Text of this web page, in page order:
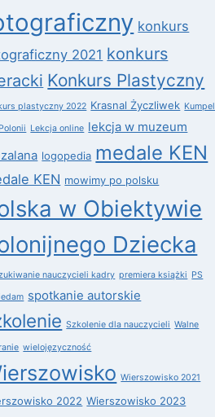
konkurs
2021 konkurs
Konkurs Plastyczny
plastyczny 2022 Krasnal Życzliwek Kumpel
Lekcja online lekcja w muzeum
logopedia medale KEN
KEN mowimy po polsku
w Obiektywie
Dziecka
nauczycieli kadry premiera książki PS
spotkanie autorskie
Szkolenie dla nauczycieli Walne
wielojęzyczność
Wierszowisko 2021
2022 Wierszowisko 2023